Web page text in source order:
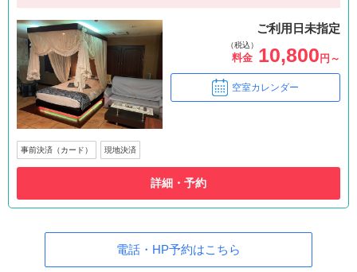
ご利用日未指定
（税込）
料金 10,800 円～
空室カレンダー
事前決済（カード） 現地決済
詳細・予約
電話・HP予約はこちら